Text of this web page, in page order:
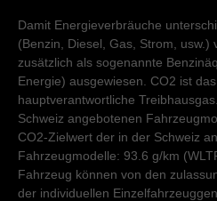
Damit Energieverbräuche
(Benzin, Diesel, Gas, Strom, usw.)
zusätzlich als sogenannte
Energie) ausgewiesen. CO2 ist
hauptverantwortliche
Schweiz angebotenen
CO2-Zielwert der in der Schweiz
Fahrzeugmodelle: 93.6 g/km
Fahrzeug können von den
der individuellen